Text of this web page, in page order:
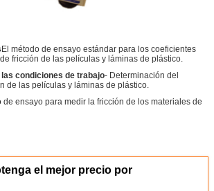
El método de ensayo estándar para los coeficientes
fricción de las películas y láminas de plástico.
condiciones de trabajo- Determinación del
de las películas y láminas de plástico.
de ensayo para medir la fricción de los materiales de
el mejor precio por